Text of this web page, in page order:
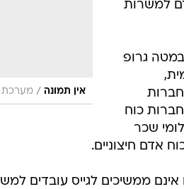
אין תמונה / מערכת
למשרות
גרופ
כוח
שכר
אדם חיצוניים.
כי 30% מהארגונים אינם ממשיכים לגייס